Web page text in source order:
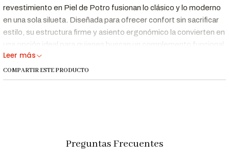
revestimiento en Piel de Potro fusionan lo clásico y lo moderno
en una sola silueta. Diseñada para ofrecer confort sin sacrificar
estilo, su estructura firme y asiento ergonómico la convierten en
una opción ideal para quienes buscan un complemento funcional
y decorativo.
Asiento con espuma de alta densidad de 25
Leer más
COMPARTIR ESTE PRODUCTO
Preguntas Frecuentes